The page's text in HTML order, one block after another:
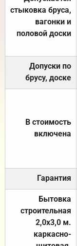
стыковка бруса,
вагонки и
половой доски
Допуски по
брусу, доске
В стоимость
включена
Гарантия
Бытовка
строительная
2,0х3,0 м.
каркасно-